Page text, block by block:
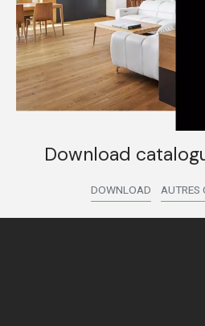
Download
DOWNLOAD AUTRES